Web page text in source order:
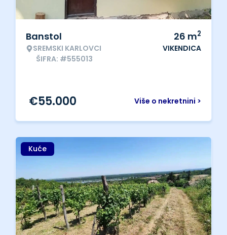
Banstol
SREMSKI KARLOVCI
ŠIFRA: #555013
26 m2
VIKENDICA
Više o nekretnini >
€55.000
Kuće